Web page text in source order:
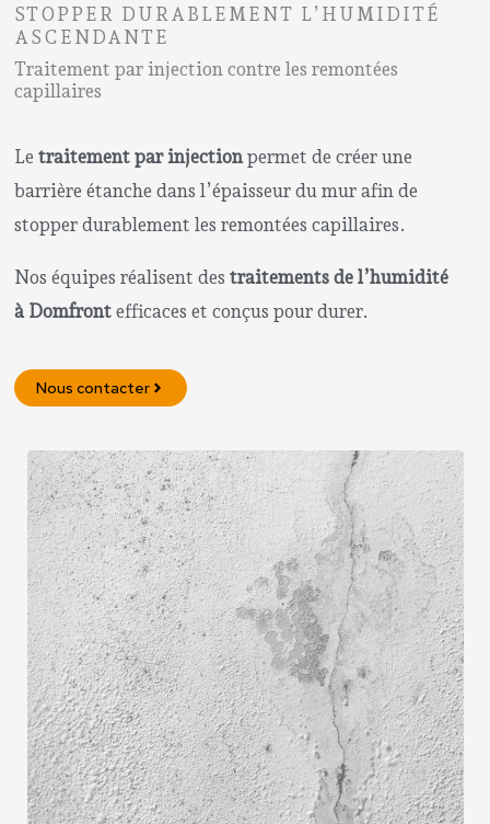
STOPPER DURABLEMENT L’HUMIDITÉ
ASCENDANTE
Traitement par injection contre les remontées
capillaires
Le traitement par injectionpermet de créer une
barrière étanche dans l’épaisseur du mur afin de
stopper durablement les remontées capillaires.
Nos équipes réalisent des traitements de l’humidité
à Domfront efficaces et conçus pour durer.
Nous contacter